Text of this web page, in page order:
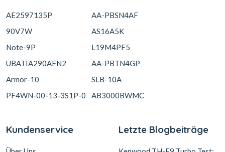
AE2597135P
90V7W
Note-9P
UBATIA290AFN2
Armor-10
PF4WN-00-13-3S1P-0
AA-PBSN4AF
AS16A5K
L19M4PF5
AA-PBTN4GP
SLB-10A
AB3000BWMC
Kundenservice Letzte Blogbeiträge